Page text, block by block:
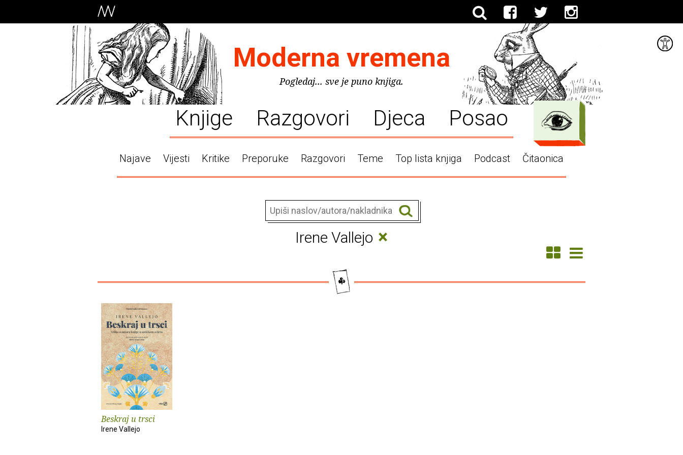
Moderna vremena
Pogledaj... sve je puno knjiga.
Knjige Razgovori Djeca Posao
Najave Vijesti Kritike Preporuke Razgovori Teme Top lista knjiga Podcast Čitaonica
Irene Vallejo ×
Beskraj u trsci
Irene Vallejo